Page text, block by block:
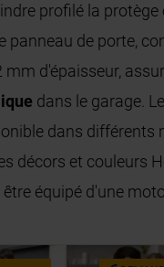
profilé la protège
panneau de porte,
mm d'épaisseur,
dans le garage.
dans différents
décors et couleurs
équipé d'une